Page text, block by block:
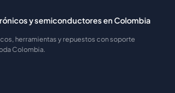
y semiconductores en Colombia
herramientas y repuestos con soporte
Colombia.